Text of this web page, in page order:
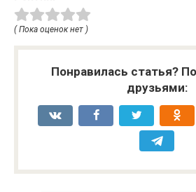
( Пока оценок нет )
Понравилась статья?
друзьями: